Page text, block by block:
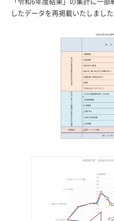
したデータを再掲載いたしました